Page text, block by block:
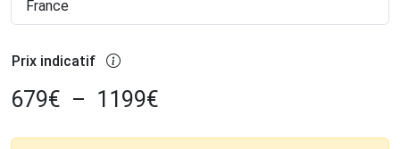
France
Prix indicatif
679€ – 1199€